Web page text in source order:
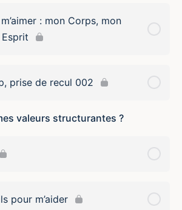
: mon Corps, mon
prise de recul 002
valeurs structurantes ?
pour m’aider